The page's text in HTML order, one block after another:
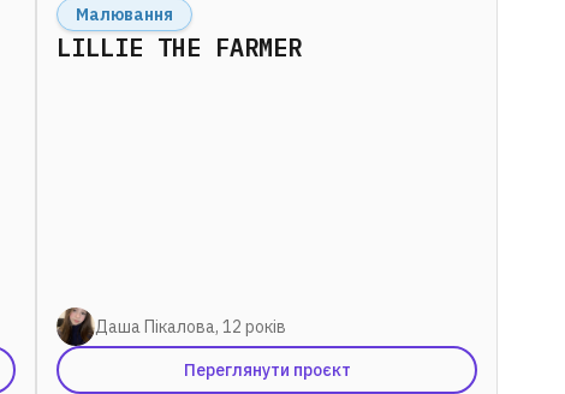
Малювання
LILLIE THE FARMER
Даша Пікалова, 12 років
Переглянути проєкт